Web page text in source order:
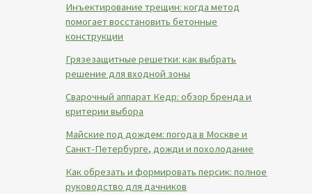
Инъектирование трещин: когда метод
помогает восстановить бетонные
конструкции
Грязезащитные решетки: как выбрать
решение для входной зоны
Сварочный аппарат Кедр: обзор бренда и
критерии выбора
Майские под дождем: погода в Москве и
Санкт-Петербурге, дожди и похолодание
Как обрезать и формировать персик: полное
руководство для дачников